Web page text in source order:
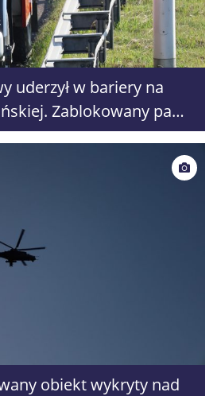
uderzył w bariery na
Zablokowany pas
obiekt wykryty nad